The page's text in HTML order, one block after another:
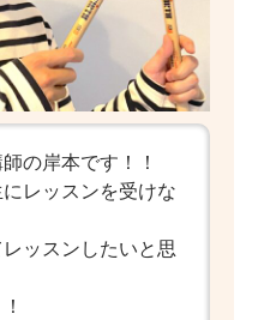
の岸本です！！
レッスンを受けな
ッスンしたいと思